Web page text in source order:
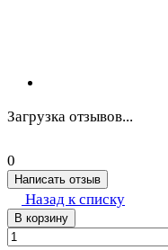
Загрузка отзывов...
0
Написать отзыв
Назад к списку
В корзину